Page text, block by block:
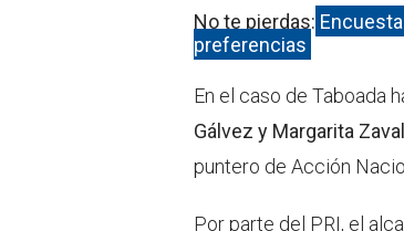
No te pierdas:
preferencias
En el caso de Taboada
Gálvez y Margarita
puntero de Acción
Por parte del PRI, el